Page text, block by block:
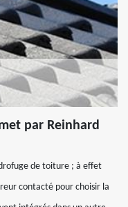
par Reinhard
de toiture ; à effet
contacté pour choisir la